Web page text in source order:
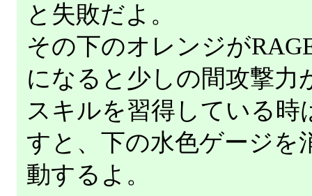
と失敗だよ。
その下のオレンジが
になると少しの間攻撃力
スキルを習得している
すと、下の水色ゲージを
動するよ。